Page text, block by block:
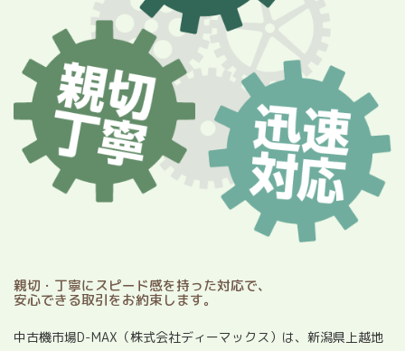
親切・丁寧にスピード感を持った対応で、
安心できる取引をお約束します。
中古機市場D-MAX（株式会社ディーマックス）は、新潟県上越地